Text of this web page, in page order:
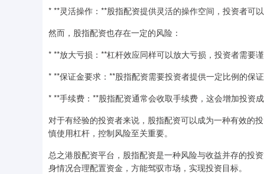
* **灵活操作：**股指配资提供灵活的操作空间，投资者可
然而，股指配资也存在一定的风险：
* **放大亏损：**杠杆效应同样可以放大亏损，投资者需要
* **保证金要求：**股指配资需要投资者提供一定比例的保
* **手续费：**股指配资通常会收取手续费，这会增加投资成
对于有经验的投资者来说，股指配资可以成为一种有效的
慎使用杠杆，控制风险至关重要。
总之港股配资平台，股指配资是一种风险与收益并存的投
身情况合理配置资金，方能驾驭市场，实现投资目标。